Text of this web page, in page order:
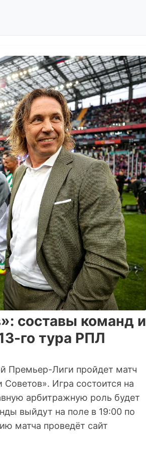
составы команд и
го тура РПЛ
Премьер-Лиги пройдет матч
Игра состоится на
арбитражную роль будет
выйдут на поле в 19:00 по
матча проведёт сайт